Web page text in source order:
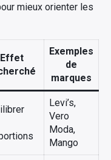
mieux orienter les
Effet
Exemples
de
marques
Levi’s,
Vero
Moda,
Mango